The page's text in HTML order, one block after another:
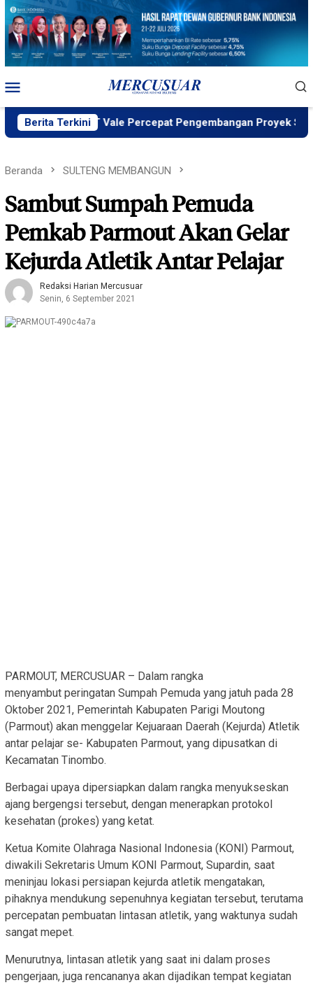
Loncat
konten
Mobile
Berita Terkini
ID, PT Vale Percepat Pengembangan Proyek Strategis
Beranda SULTENG MEMBANGUN
Sambut Sumpah Pemuda
Pemkab Parmout Akan Gelar
Kejurda Atletik Antar Pelajar
Redaksi Harian Mercusuar
Senin, 6 September 2021
PARMOUT, MERCUSUAR – Dalam rangka
menyambut peringatan Sumpah Pemuda yang jatuh pada 28
Oktober 2021, Pemerintah Kabupaten Parigi Moutong
(Parmout) akan menggelar Kejuaraan Daerah (Kejurda) Atletik
antar pelajar se- Kabupaten Parmout, yang dipusatkan di
Kecamatan Tinombo.
Berbagai upaya dipersiapkan dalam rangka menyukseskan
ajang bergengsi tersebut, dengan menerapkan protokol
kesehatan (prokes) yang ketat.
Ketua Komite Olahraga Nasional Indonesia (KONI) Parmout,
diwakili Sekretaris Umum KONI Parmout, Supardin, saat
meninjau lokasi persiapan kejurda atletik mengatakan,
pihaknya mendukung sepenuhnya kegiatan tersebut, terutama
percepatan pembuatan lintasan atletik, yang waktunya sudah
sangat mepet.
Menurutnya, lintasan atletik yang saat ini dalam proses
pengerjaan, juga rencananya akan dijadikan tempat kegiatan